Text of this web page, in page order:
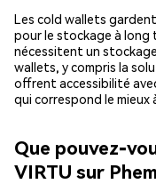
Les cold wallets
pour le stockage à long
nécessitent un
wallets, y compris la
offrent accessibilité
qui correspond le mieux
Que pouvez-
VIRTU sur